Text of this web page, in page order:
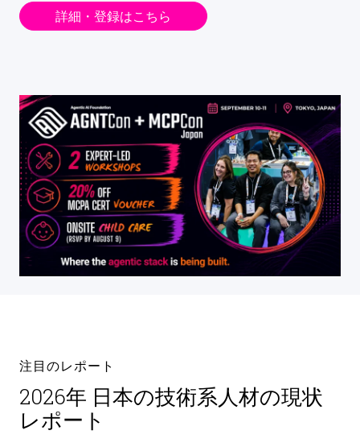
詳細・登録はこちら
注目のレポート
2026年 日本の技術系人材の現状
レポート